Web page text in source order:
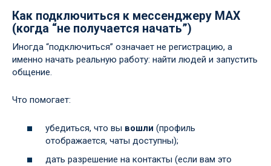
Как подключиться к мессенджеру MAX
(когда “не получается начать”)
Иногда “подключиться” означает не регистрацию, а
именно начать реальную работу: найти людей и запустить
общение.
Что помогает:
убедиться, что вы вошли (профиль
отображается, чаты доступны);
дать разрешение на контакты (если вам это